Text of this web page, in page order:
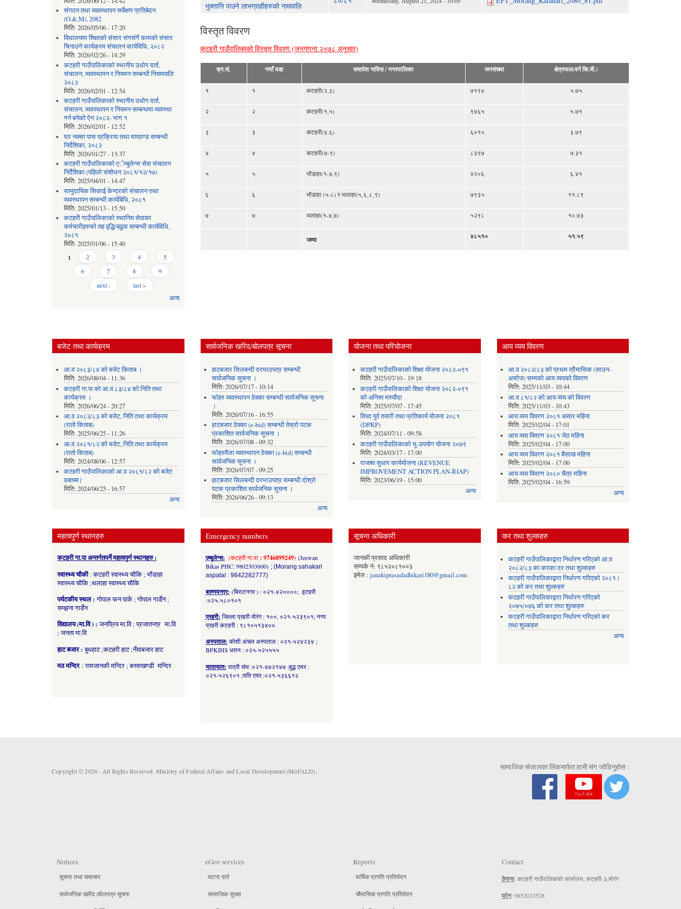
संगठन तथा व्यवस्थापन सर्वेक्षण प्रतिबेदन
(O.&.M), 2082
मिति: 2026/05/06 - 17:20
विधालयमा शिक्षाको संसार संगसंगै कामको संसार
चिनाउने कार्यक्रम संचालन कार्यविधि, २०८२
मिति: 2026/02/26 - 14:29
कटहरी गाउँपालिकाको स्थानीय उधोग दर्ता,
संचालन, व्यवस्थापन र नियमन सम्बन्धी नियमावलि
२०८२
मिति: 2026/02/01 - 12:54
कटहरी गाउँपालिकाको स्थानीय उधोग दर्ता,
संचालन, व्यवस्थापन र नियमन सम्बन्धमा व्यवस्था
गर्न बनेको ऐन २०८२- भाग १
मिति: 2026/02/01 - 12:52
घर नक्सा पास प्रक्रिया तथा मापदण्ड सम्बन्धी
निर्देशिका, २०८२
मिति: 2026/01/27 - 13:37
कटहरी गाउँपालिकाको एेम्बुलेन्स सेवा संचालन
निर्देशिका (पहिलो संशोधन २०८१/१२/१७)
मिति: 2025/04/01 - 14:47
सामुदायिक सिकाई केन्द्रको संचालन तथा
व्यवस्थापन सम्बन्धी कार्यबिधि, २०८१
मिति: 2025/01/13 - 15:50
कटहरी गाउँपालिकाको स्थानिय सेवाका
कर्मचारीहरुको तह वृद्धि/बढुवा सम्बन्धी कार्यविधि,
२०८१
मिति: 2025/01/06 - 15:40
Pages
1 2 3 4
5
6
7 8
9
next ›
last »
अन्य
भुक्तानि पाउने लाभग्राहीहरुको नामावलि
विस्तृत विवरण
कटहरी गाउँपालिकाको विस्तृत विवरण (जनगणना २०७८ अनुसार)
क्र.सं. नयाँ वडा समावेश गाविस / नगरपालिका जनसंख्या क्षेत्रफल(वर्ग कि.मी.)
१ १ कटहरी(२,३) ७१९४ ५.७५
२ २ कटहरी(१,५) ९४६५ ५.७१
३ ३ कटहरी(४,६) ६०१५ ३.७९
४ ४ कटहरी(७-९) ८३९७ ७.३१
५ ५ भौडाहा(१-४,९) ४२०६ ६.४१
६ ६ भौडाहा (५-८) र थलाहा(५¸६¸८¸९) ७९३५ ११.८९
७ ७ थलाहा(१-४,७) ५२९८ १०.७३
जम्मा ४८५१० ५१.५९
बजेट तथा कार्यक्रम
आ.व २०८३/८४ को बजेट किताब ।
मिति: 2026/08/04 - 11:36
कटहरी गा.पा को आ.व ८३/८४ को निति तथा
कार्यक्रम ।
मिति: 2026/06/24 - 20:27
आ.व २०८२/८३ को बजेट, निति तथा कार्यक्रम
(रातो किताब)
मिति: 2025/06/25 - 11:26
आ.व २०८१/८२ को बजेट, निति तथा कार्यक्रम
(रातो किताब)
मिति: 2024/08/06 - 12:57
कटहरी गाउँपालिकाको आ.व २०८१/८२ को बजेट
वक्तब्य |
मिति: 2024/06/25 - 16:57
अन्य
सार्वजनिक खरिद/बोलपत्र सूचना
हाटबजार सिलबन्दी दरभाउपत्र सम्बन्धी
सार्वजनिक सूचना ।
मिति:2026/07/17 - 10:14
फोहर व्यवस्थापन ठेक्का सम्बन्धी सार्वजनिक सूचना
।
मिति:2026/07/16 - 16:55
हाटबजार ठेक्का (e-bid) सम्बन्धी तेस्रो पटक
प्रकाशित सार्वजनिक सूचना ।
मिति:2026/07/08 - 09:32
फोहरमैला व्यवस्थापन ठेक्का (e-bid) सम्बन्धी
सार्वजनिक सूचना ।
मिति:2026/07/07 - 09:25
हाटबजार सिलबन्दी दरभाउपत्र सम्बन्धी दोश्रो
पटक प्रकाशित सार्वजनिक सूचना ।
मिति:2026/06/26 - 09:13
अन्य
योजना तथा परियोजना
कटहरी गाउँपालिकाको शिक्षा योजना २०८२-०९१
मिति: 2025/07/10 - 19:18
कटहरी गाउँपालिकाको शिक्षा योजना २०८२-०९१
को अन्तिम मस्यौदा
मिति: 2025/07/07 - 17:45
विपद पुर्व तयारी तथा प्रतिकार्य योजना २०८१
(DPRP)
मिति: 2024/07/11 - 09:58
कटहरी गाउँपालिकाको भू-उपयोग योजना २०७९
मिति: 2024/03/17 - 17:00
राजश्व सुधार कार्ययोजना (REVENUE
IMPROVEMENT ACTION PLAN-RIAP)
मिति: 2023/06/19 - 15:00
अन्य
आय व्यय विवरण
आ.व २०८२/८३ को प्रथम त्रैमासिक (साउन-
असोज) सम्मको आय व्ययको विवरण
मिति:2025/11/03 - 10:44
आ.व ८१/८२ को आय व्यय को विवरण
मिति:2025/11/03 - 10:43
आय व्यय विवरण २०८१ असार महिना
मिति:2025/02/04 - 17:01
आय व्यय विवरण २०८१ जेठ महिना
मिति:2025/02/04 - 17:00
आय व्यय विवरण २०८१ बैसाख महिना
मिति:2025/02/04 - 17:00
आय व्यय विवरण २०८० चैत्र महिना
मिति:2025/02/04 - 16:59
अन्य
महत्वपुर्ण स्थानहरु
कटहरी गा.पा अन्तर्गतपर्ने महत्वपुर्ण स्थानहरु :
स्वास्थ्य चौकी: कटहरी स्वास्थ्य चौकि ; भौडाहा
स्वास्थ्य चौकि ;थलाहा स्वास्थ्य चौकि
पर्यटकीय स्थल :गोपाल फन पार्क ; गोपाल गार्डेन ;
सम्झना गार्डेन
विद्यालय (मा.वि ) :जनप्रिय मा.वि ; प्रजातन्त्र मा.वि
; जनता मा.वि
हाट बजार :बुधहाट ;कटहरी हाट ;नँयाबजार हाट
मठ मन्दिर : रामजानकी मन्दिर ; बनसखण्डी मन्दिर
Emergency numbers
एम्बुलेन्स: (कटहरी गा.पा : 9746899249)(Jeewan
Bikas PHC: 9802303600) ; (Morang sahakari
aspatal : 9842282777)
बरुणयन्त्र: (बिराटनगर ) : ०२१-४२००००; इटहरी
:०२५-५८०१०१
प्रहरी: जिल्ला प्रहरी मोरंग : १००, ०२१-५२३९०१; नगर
प्रहरी कटहरी : ९८१०५१३४००
अस्पताल: कोशी अंचल अस्पताल : ०२१-५२४२३४ ;
BPKIHS धरान : ०२५-५२५५५५
यातायात: रात्री संघ :०२१-४७२१४७ ;बुद्ध एयर :
०२१-५२६९०१ ;यति एयर :०२१-५३६६१२
सूचना अधिकारी
जानकी प्रसाद अधिकारी
सम्पर्क नं: ९८५२०८१००३
इमेल : janakiprasadadhikari180@gmail.com
कर तथा शुल्कहरु
कटहरी गाउँपालिकाद्वारा निर्धारण गरिएको आ.व
२०८२/८३ का करका दर तथा शुल्कहरु
कटहरी गाउँपालिकाद्वारा निर्धारण गरिएको २०८१।
८२ को कर तथा शुल्कहरु
कटहरी गाउँपालिकाद्वारा निर्धारण गरिएको
२०७५/०७६ को कर तथा शुल्कहरु
कटहरी गाउँपालिकाद्वारा निर्धारण गरिएको कर
तथा शुल्कहरु
अन्य
Copyright © 2026 . All Rights Reserved. Ministry of Federal Affairs and Local Development (MoFALD). सामाजिक संजालका लिंकमार्फत हामी संग जोडिनुहोस :
Notices
सूचना तथा समाचार
सार्वजनिक खरीद /बोलपत्र सूचना
eGov services
घटना दर्ता
सामाजिक सुरक्षा
Reports
वार्षिक प्रगति प्रतिवेदन
चौमासिक प्रगति प्रतिवेदन
Contact
ठेगाना: कटहरी गाउँपालिकको कार्यालय, कटहरी-३,मोरंग
फोन: 9852023528